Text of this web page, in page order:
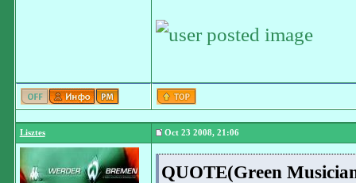
Lisztes Oct 23 2008, 21:06
QUOTE(Green